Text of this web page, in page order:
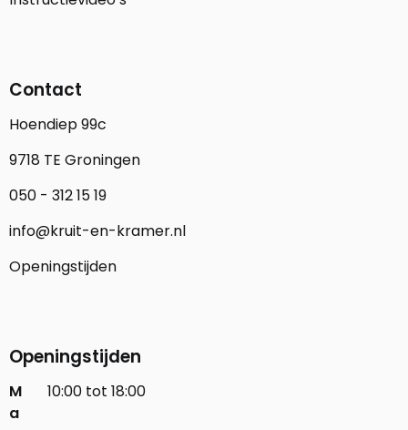
Contact
Hoendiep 99c
9718 TE Groningen
050 - 312 15 19
info@kruit-en-kramer.nl
Openingstijden
Openingstijden
M
a
10:00 tot 18:00